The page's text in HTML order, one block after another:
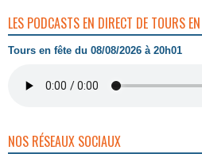
LES PODCASTS EN DIRECT DE TOURS
Tours en fête du 08/08/2026 à 20h01
NOS RÉSEAUX SOCIAUX